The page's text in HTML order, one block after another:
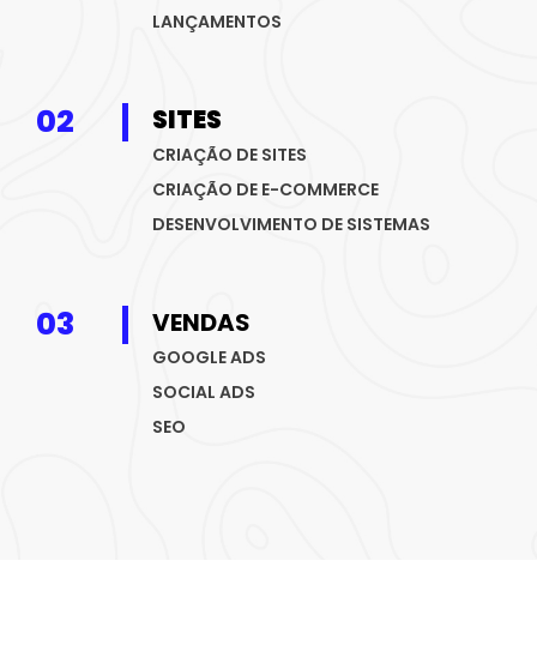
LANÇAMENTOS
02 SITES
CRIAÇÃO DE SITES
CRIAÇÃO DE E-COMMERCE
DESENVOLVIMENTO DE SISTEMAS
03 VENDAS
GOOGLE ADS
SOCIAL ADS
SEO